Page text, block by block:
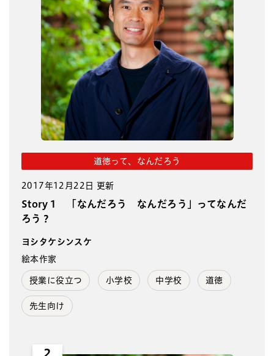
道徳って、なんだろう
2017年12月22日 更新
Story 1 「なんだろう なんだろう」ってなんだ
ろう？
ヨシタケシンスケ
絵本作家
授業に役立つ 小学校 中学校 道徳
先生向け
2